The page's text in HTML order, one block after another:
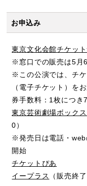
お申込み
東京文化会館チケッ
※窓口での販売は5月
※この公演では、チケ
（電子チケット）を
券手数料：1枚につき
東京芸術劇場ボック
0）
※発売日は電話・
開始
チケットぴあ
イープラス
（販売終了